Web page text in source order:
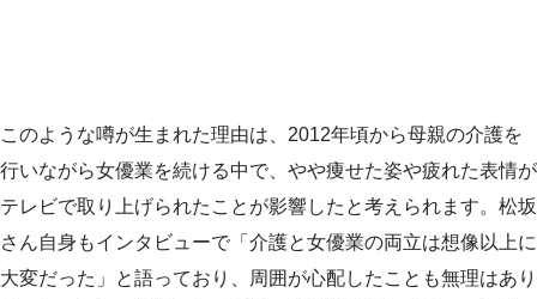
このような噂が生まれた理由は、2012年頃から母親の介護を
行いながら女優業を続ける中で、やや痩せた姿や疲れた表情が
テレビで取り上げられたことが影響したと考えられます。松坂
さん自身もインタビューで「介護と女優業の両立は想像以上に
大変だった」と語っており、周囲が心配したことも無理はあり